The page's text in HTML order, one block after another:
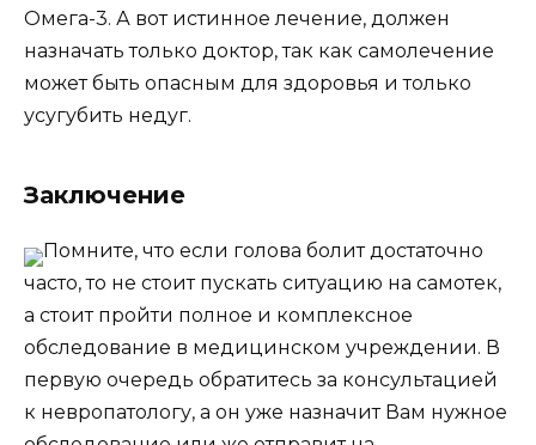
Омега-3. А вот истинное лечение, должен
назначать только доктор, так как самолечение
может быть опасным для здоровья и только
усугубить недуг.
Заключение
Помните, что если голова болит достаточно
часто, то не стоит пускать ситуацию на самотек,
а стоит пройти полное и комплексное
обследование в медицинском учреждении. В
первую очередь обратитесь за консультацией
к невропатологу, а он уже назначит Вам нужное